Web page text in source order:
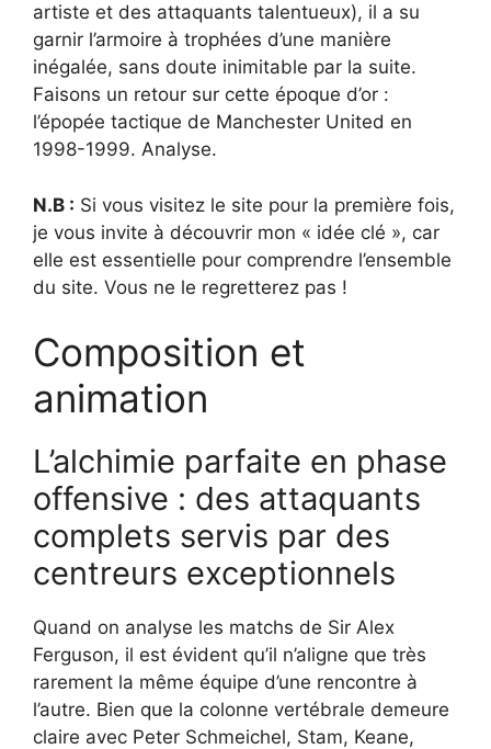
artiste et des attaquants talentueux), il a su
garnir l’armoire à trophées d’une manière
inégalée, sans doute inimitable par la suite.
Faisons un retour sur cette époque d’or :
l’épopée tactique de Manchester United en
1998-1999. Analyse.
N.B : Si vous visitez le site pour la première fois,
je vous invite à découvrir mon « idée clé », car
elle est essentielle pour comprendre l’ensemble
du site. Vous ne le regretterez pas !
Composition et
animation
L’alchimie parfaite en phase
offensive : des attaquants
complets servis par des
centreurs exceptionnels
Quand on analyse les matchs de Sir Alex
Ferguson, il est évident qu’il n’aligne que très
rarement la même équipe d’une rencontre à
l’autre. Bien que la colonne vertébrale demeure
claire avec Peter Schmeichel, Stam, Keane,